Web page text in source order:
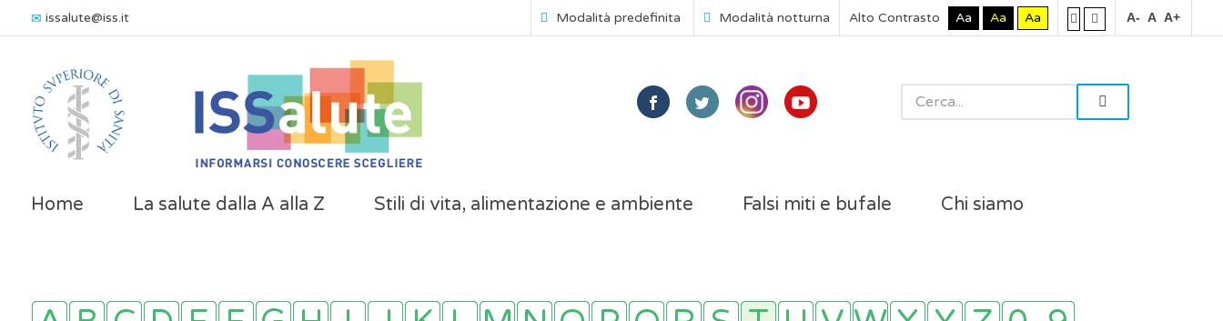
issalute@iss.it Modalità predefinita Modalità notturna Alto Contrasto Aa Aa Aa A- A A+
Home La salute dalla A alla Z Stili di vita, alimentazione e ambiente Falsi miti e bufale Chi siamo